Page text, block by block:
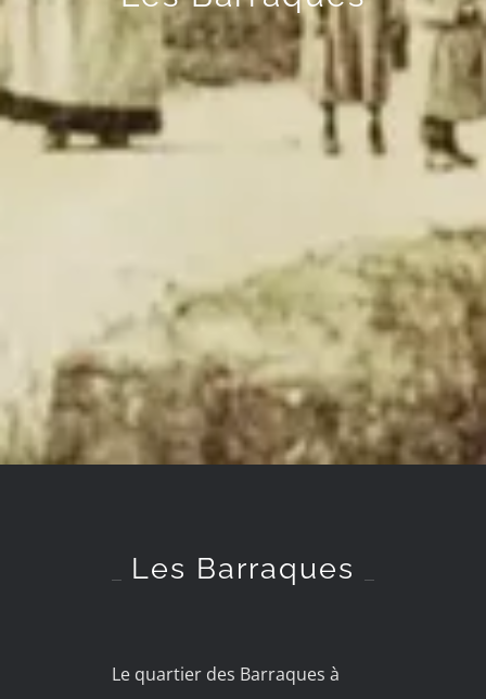
Les Barraques
Le quartier des Barraques à